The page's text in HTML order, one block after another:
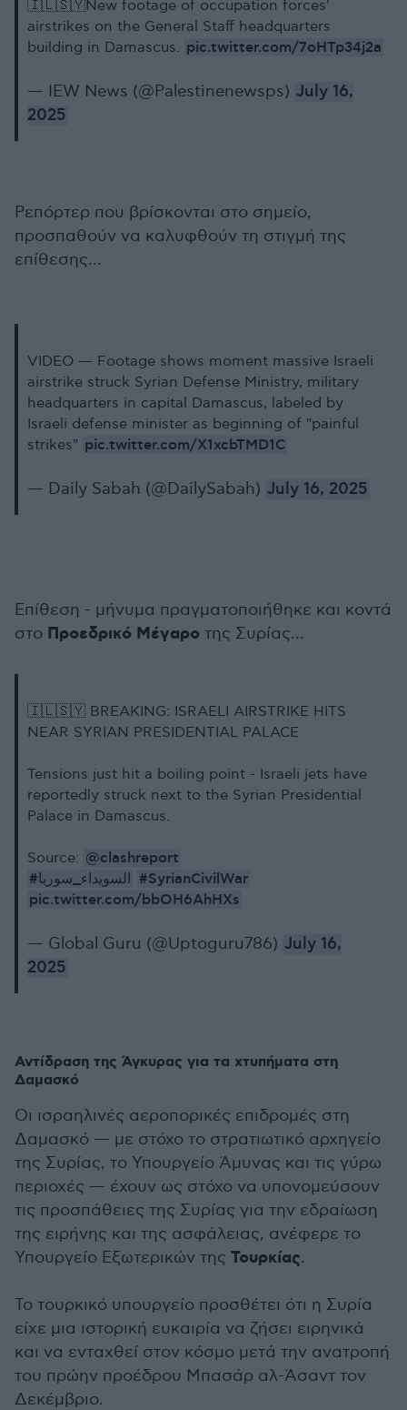
🇮🇱🇸🇾New footage of occupation forces'
airstrikes on the General Staff headquarters
building in Damascus. pic.twitter.com/7oHTp34j2a
— IEW News (@Palestinenewsps) July 16,
2025
Ρεπόρτερ που βρίσκονται στο σημείο,
προσπαθούν να καλυφθούν τη στιγμή της
επίθεσης...
VIDEO — Footage shows moment massive Israeli
airstrike struck Syrian Defense Ministry, military
headquarters in capital Damascus, labeled by
Israeli defense minister as beginning of "painful
strikes" pic.twitter.com/X1xcbTMD1C
— Daily Sabah (@DailySabah) July 16, 2025
Επίθεση - μήνυμα πραγματοποιήθηκε και κοντά
στο Προεδρικό Μέγαρο της Συρίας...
🇮🇱🇸🇾 BREAKING: ISRAELI AIRSTRIKE HITS
NEAR SYRIAN PRESIDENTIAL PALACE
Tensions just hit a boiling point - Israeli jets have
reportedly struck next to the Syrian Presidential
Palace in Damascus.
Source: @clashreport
#السويداء_سوريا #SyrianCivilWar
pic.twitter.com/bbOH6AhHXs
— Global Guru (@Uptoguru786) July 16,
2025
Αντίδραση της Άγκυρας για τα χτυπήματα στη
Δαμασκό
Οι ισραηλινές αεροπορικές επιδρομές στη
Δαμασκό — με στόχο το στρατιωτικό αρχηγείο
της Συρίας, το Υπουργείο Άμυνας και τις γύρω
περιοχές — έχουν ως στόχο να υπονομεύσουν
τις προσπάθειες της Συρίας για την εδραίωση
της ειρήνης και της ασφάλειας, ανέφερε το
Υπουργείο Εξωτερικών της Τουρκίας.
Το τουρκικό υπουργείο προσθέτει ότι η Συρία
είχε μια ιστορική ευκαιρία να ζήσει ειρηνικά
και να ενταχθεί στον κόσμο μετά την ανατροπή
του πρώην προέδρου Μπασάρ αλ-Άσαντ τον
Δεκέμβριο.